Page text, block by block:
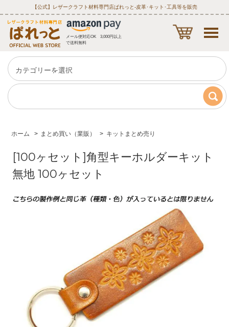
【公式】レザークラフト材料専門店ぱれっと‐皮革･キット･工具等を販売
メール便対応OK 3,000円以上
で送料無料
ホーム > まとめ買い（業販） > キットまとめ売り
[100ヶセット]角型キーホルダーキット
無地 100ヶセット